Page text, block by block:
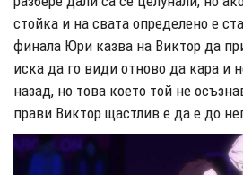
стойка и на свата определено е
финала Юри казва на Виктор да
иска да го види отново да кара и
назад, но това което той не
прави Виктор щастлив е да е до